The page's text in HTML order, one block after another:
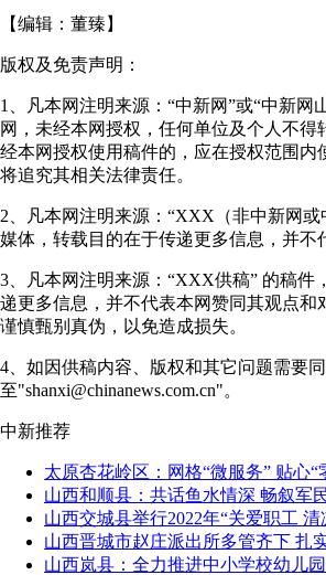
【编辑： 董臻 】
版权及免责声明：
1、凡本网注明来源：“中新网”或“中新
网，未经本网授权，任何单位及个人不
经本网授权使用稿件的，应在授权范围
将追究其相关法律责任。
2、凡本网注明来源：“XXX（非中新网
媒体，转载目的在于传递更多信息，并
3、凡本网注明来源：“XXX供稿” 的稿
递更多信息，并不代表本网赞同其观点
谨慎甄别真伪，以免造成损失。
4、如因供稿内容、版权和其它问题需要
至"shanxi@chinanews.com.cn"。
中新推荐
太原杏花岭区：网格“微服务” 贴心“
山西和顺县：共话鱼水情深 畅叙军
山西交城县举行2022年“关爱职工
山西晋城市赵庄派出所多管齐下 扎
山西岚县：全力推进中小学校幼儿